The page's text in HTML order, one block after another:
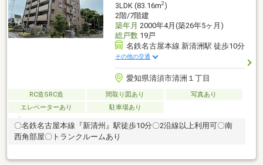
3LDK (83.16m2)
2階/7階建
築年月 2000年4月(築26年5ヶ月)
総戸数19戸
名鉄名古屋本線 新清洲駅 徒歩10分
その他の交通
愛知県清須市清洲１丁目
RC造SRC造 間取り図あり
写真あり
エレベーターあり
駐車場あり
〇名鉄名古屋本線『新清州』駅徒歩10分〇2沿線以上利用可〇南
西角部屋〇トランクルームあり